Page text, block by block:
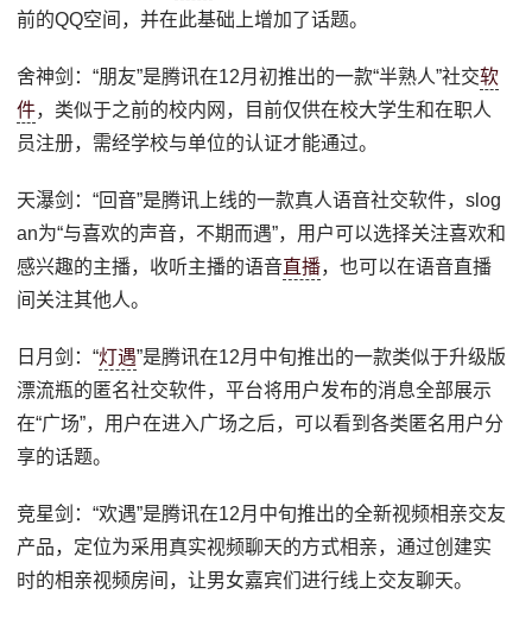
前的QQ空间，并在此基础上增加了话题。
舍神剑：“朋友”是腾讯在12月初推出的一款“半熟人”社交软
件，类似于之前的校内网，目前仅供在校大学生和在职人
员注册，需经学校与单位的认证才能通过。
天瀑剑：“回音”是腾讯上线的一款真人语音社交软件，slog
an为“与喜欢的声音，不期而遇”，用户可以选择关注喜欢和
感兴趣的主播，收听主播的语音直播，也可以在语音直播
间关注其他人。
日月剑：“灯遇”是腾讯在12月中旬推出的一款类似于升级版
漂流瓶的匿名社交软件，平台将用户发布的消息全部展示
在“广场”，用户在进入广场之后，可以看到各类匿名用户分
享的话题。
竞星剑：“欢遇”是腾讯在12月中旬推出的全新视频相亲交友
产品，定位为采用真实视频聊天的方式相亲，通过创建实
时的相亲视频房间，让男女嘉宾们进行线上交友聊天。